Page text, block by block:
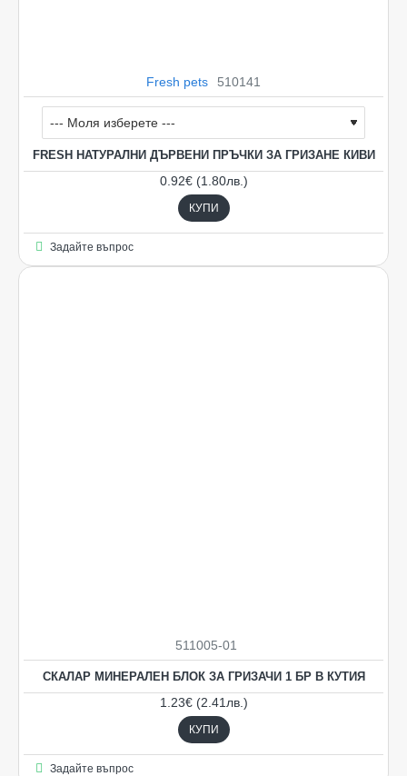
Fresh pets 510141
FRESH НАТУРАЛНИ ДЪРВЕНИ ПРЪЧКИ ЗА ГРИЗАНЕ КИВИ
0.92€ (1.80лв.)
КУПИ
Задайте въпрос
511005-01
СКАЛАР МИНЕРАЛЕН БЛОК ЗА ГРИЗАЧИ 1 БР В КУТИЯ
1.23€ (2.41лв.)
КУПИ
Задайте въпрос